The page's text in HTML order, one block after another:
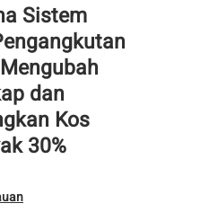
Sistem
dan
Kos
30%